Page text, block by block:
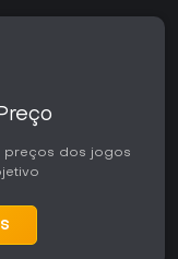
preços dos jogos